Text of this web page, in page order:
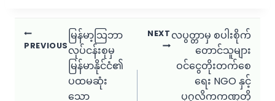
Post
navigation
PREVIOUS
မြန်မာ့သြဘာ
လုပ်ငန်းစုမှ
မြန်မာနိုင်ငံ၏
ပထမဆုံး
သော
NEXT လပွတ္တာမှ စပါးစိုက်
တောင်သူများ
ဝင်ငွေတိုးတက်စေ
ရေး NGO နှင့်
ပုဂ္ဂလိကကဏ္ဍတို့